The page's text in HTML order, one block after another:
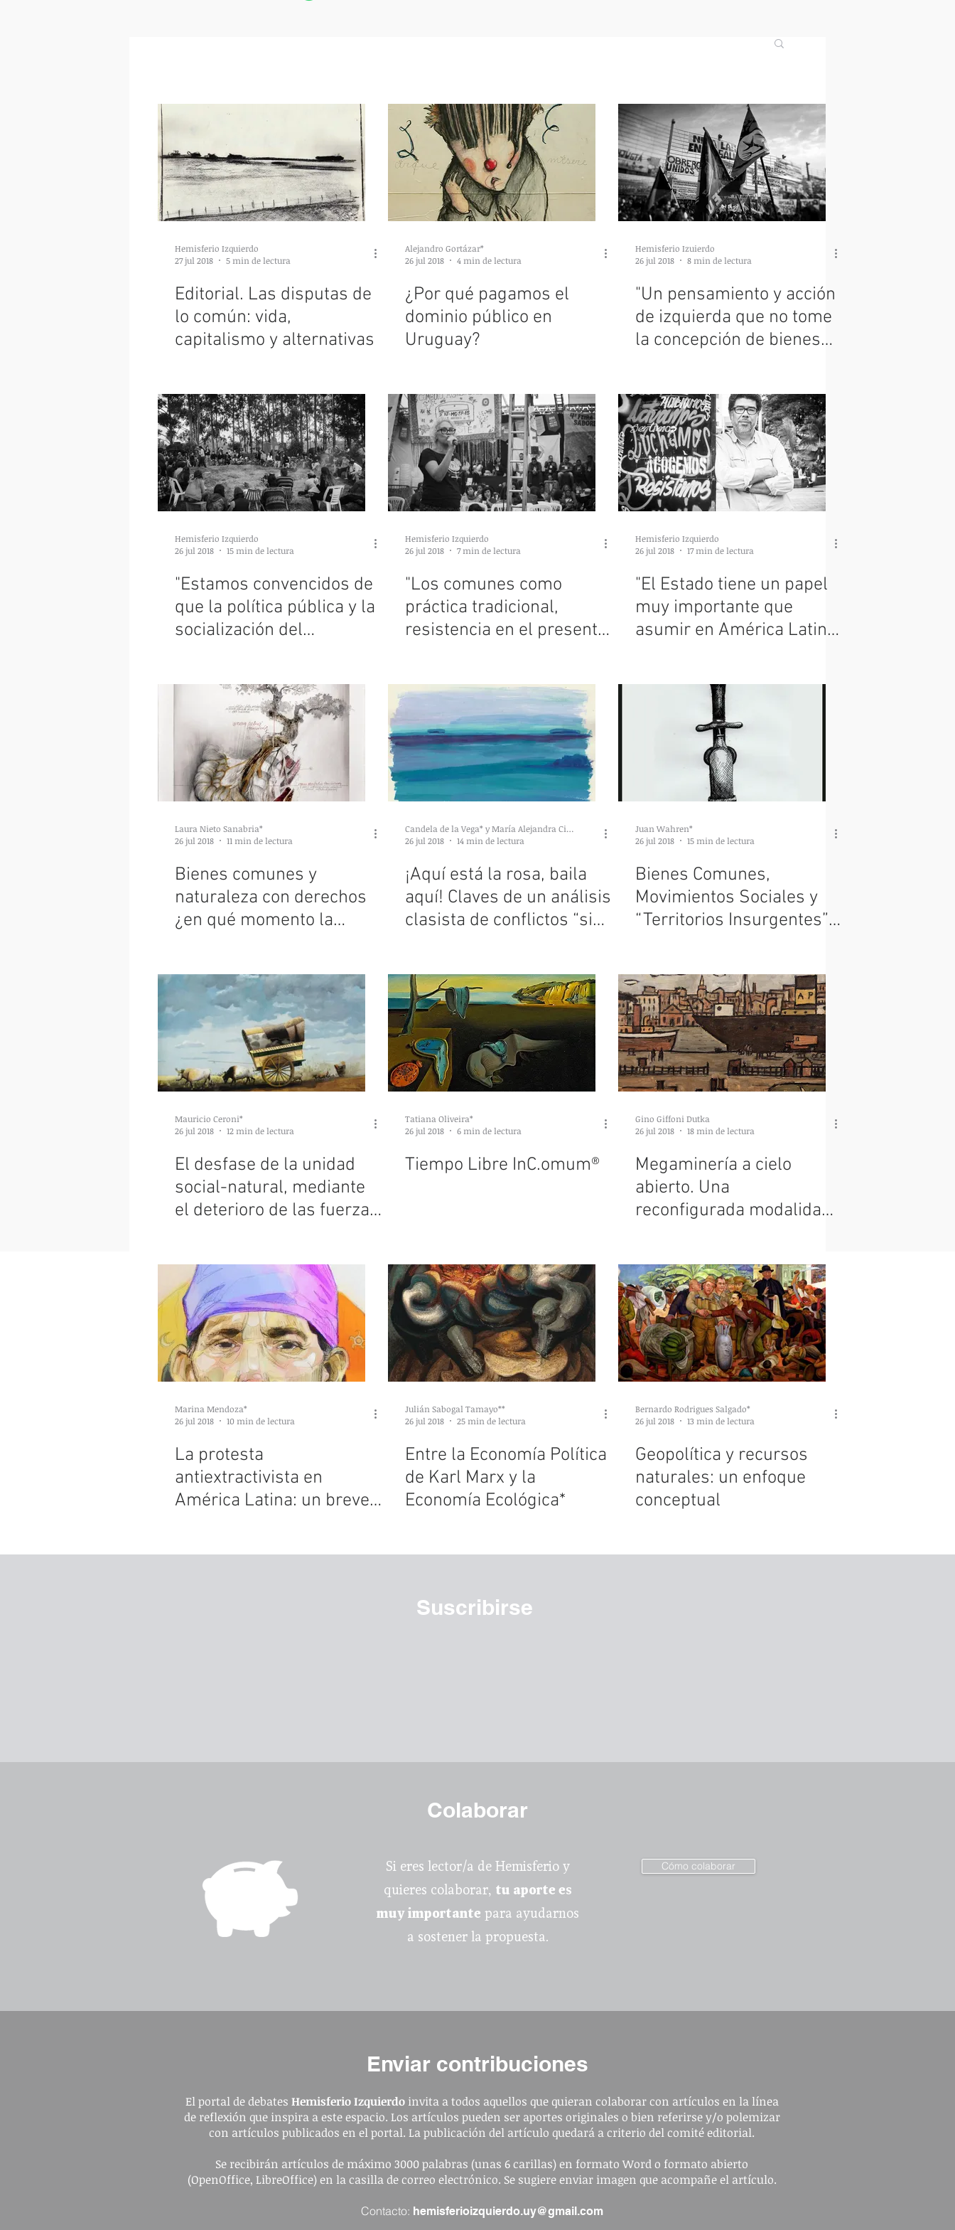
Hemisferio Izquierdo
27 jul 2018
5 min de lectura
Editorial. Las disputas de
lo común: vida,
capitalismo y alternativas
Alejandro Gortázar*
26 jul 2018
4 min de lectura
¿Por qué pagamos el
dominio público en
Uruguay?
Hemisferio Izuierdo
26 jul 2018
8 min de lectura
"Un pensamiento y acción
de izquierda que no tome
la concepción de bienes
Hemisferio Izquierdo
26 jul 2018
15 min de lectura
"Estamos convencidos de
que la política pública y la
socialización del
Hemisferio Izquierdo
26 jul 2018
7 min de lectura
"Los comunes como
práctica tradicional,
resistencia en el presente
Hemisferio Izquierdo
26 jul 2018
17 min de lectura
"El Estado tiene un papel
muy importante que
asumir en América Latina,
Laura Nieto Sanabria*
26 jul 2018
11 min de lectura
Bienes comunes y
naturaleza con derechos
¿en qué momento la
Candela de la Vega* y María Alejandra Ciuffolini**
26 jul 2018
14 min de lectura
¡Aquí está la rosa, baila
aquí! Claves de un análisis
clasista de conflictos “sin
Juan Wahren*
26 jul 2018
15 min de lectura
Bienes Comunes,
Movimientos Sociales y
“Territorios Insurgentes”
Mauricio Ceroni*
26 jul 2018
12 min de lectura
El desfase de la unidad
social-natural, mediante
el deterioro de las fuerzas
Tatiana Oliveira*
26 jul 2018
6 min de lectura
Tiempo Libre InC.omum®
Gino Giffoni Dutka
26 jul 2018
18 min de lectura
Megaminería a cielo
abierto. Una
reconfigurada modalidad
Marina Mendoza*
26 jul 2018
10 min de lectura
La protesta
antiextractivista en
América Latina: un breve
Julián Sabogal Tamayo**
26 jul 2018
25 min de lectura
Entre la Economía Política
de Karl Marx y la
Economía Ecológica*
Bernardo Rodrigues Salgado*
26 jul 2018
13 min de lectura
Geopolítica y recursos
naturales: un enfoque
conceptual
Suscribirse
Colaborar
Si eres lector/a de Hemisferio y
quieres colaborar, tu aporte es
muy importante para ayudarnos
a sostener la propuesta.
Cómo colaborar
Enviar contribuciones
El portal de debates Hemisferio Izquierdoinvita a todos aquellos que quieran colaborar con artículos en la línea
de reflexión que inspira a este espacio. Los artículos pueden ser aportes originales o bien referirse y/o polemizar
con artículos publicados en el portal. La publicación del artículo quedará a criterio del comité editorial.
Se recibirán artículos de máximo 3000 palabras (unas 6 carillas) en formato Word o formato abierto
(OpenOffice, LibreOffice) en la casilla de correo electrónico. Se sugiere enviar imagen que acompañe el artículo.
Contacto: hemisferioizquierdo.uy@gmail.com